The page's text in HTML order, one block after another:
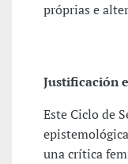
próprias e
Justificación
Este Ciclo de
una crítica